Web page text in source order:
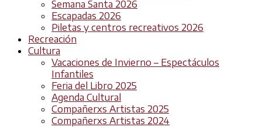
Semana Santa 2026
Escapadas 2026
Piletas y centros recreativos 2026
Recreación
Cultura
Vacaciones de Invierno – Espectáculos
Infantiles
Feria del Libro 2025
Agenda Cultural
Compañerxs Artistas 2025
Compañerxs Artistas 2024